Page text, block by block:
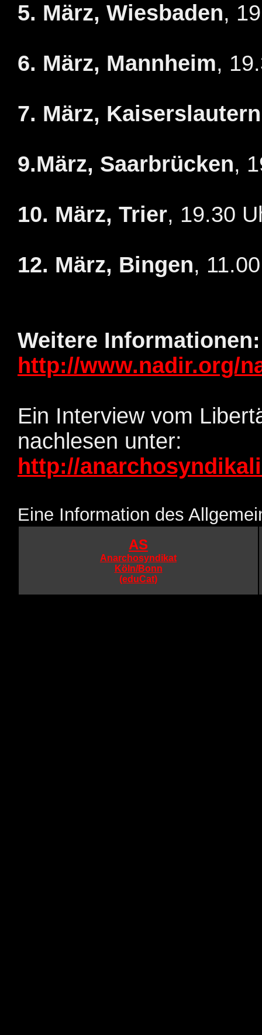
5. März, Wiesbaden,
6. März, Mannheim,
7. März, Kaiserslautern
9.März, Saarbrücken,
10. März, Trier, 19.30
12. März, Bingen,
Weitere Informationen:
http://www.nadir.org/
Ein Interview vom
nachlesen unter:
http://
Eine Information des
AS
Anarchosyndikat
Köln/Bonn
(eduCat)